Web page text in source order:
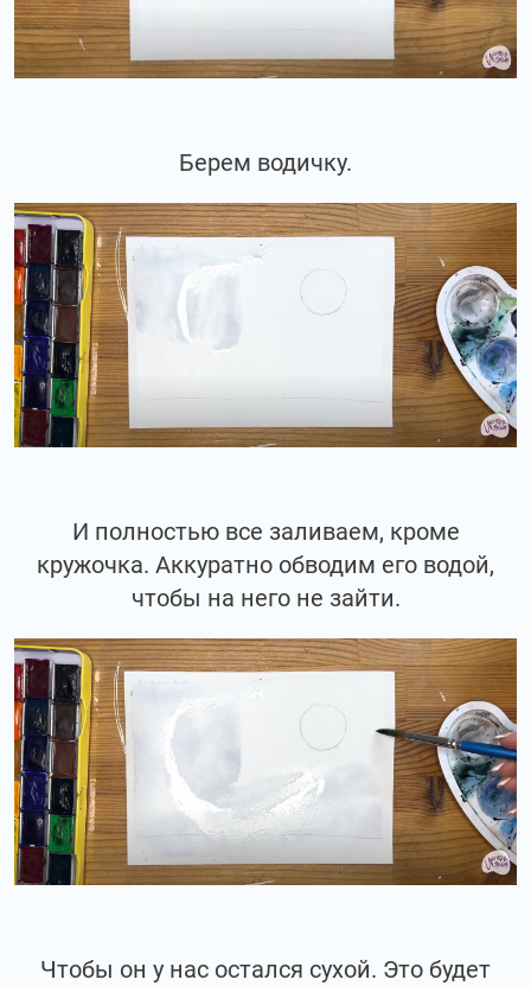
Берем водичку.
И полностью все заливаем, кроме
кружочка. Аккуратно обводим его водой,
чтобы на него не зайти.
Чтобы он у нас остался сухой. Это будет